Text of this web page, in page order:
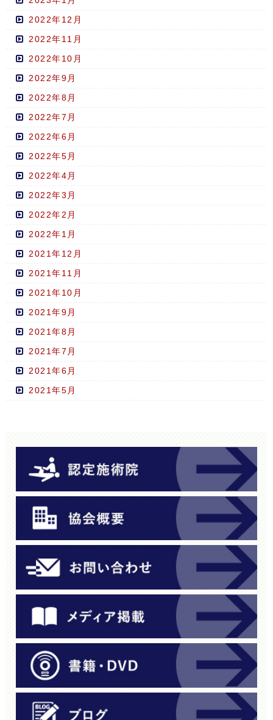
2022年12月
2022年11月
2022年10月
2022年9月
2022年8月
2022年7月
2022年6月
2022年5月
2022年4月
2022年3月
2022年2月
2022年1月
2021年12月
2021年11月
2021年10月
2021年9月
2021年8月
2021年7月
2021年6月
2021年5月